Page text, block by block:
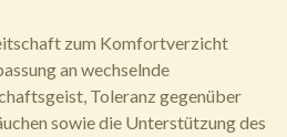
zum Komfortverzicht
an wechselnde
Toleranz gegenüber
sowie die Unterstützung des